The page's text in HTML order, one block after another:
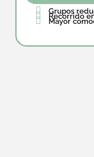
Grupos
Recorrido
Mayor